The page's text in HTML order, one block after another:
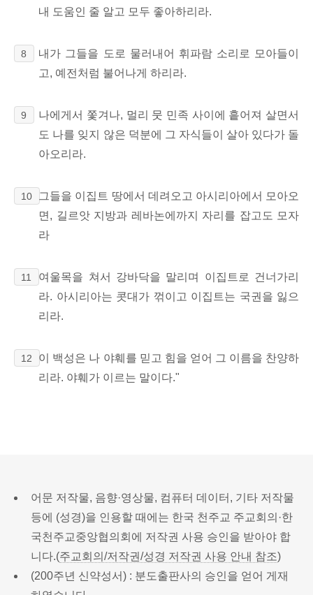
내 도움인 줄 알고 모두 좋아하리라.
8
내가 그들을 도로 물러내어 휘파람 소리로 모아들이
고, 예전처럼 불어나게 하리라.
9
나에게서 쫓겨나, 멀리 뭇 민족 사이에 흩어져 살면서
도 나를 잊지 않은 덕분에 그 자식들이 살아 있다가 돌
아오리라.
10
그들을 이집트 땅에서 데려오고 아시리아에서 모아오
면, 길르앗 지방과 레바논에까지 자리를 잡고도 모자
라
11
여울목을 쳐서 강바닥을 말리며 이집트로 건너가리
라. 아시리아는 콧대가 꺾이고 이집트는 국권을 잃으
리라.
12
이 백성은 나 야훼를 믿고 힘을 얻어 그 이름을 찬양하
리라. 야훼가 이르는 말이다."
어문 저작물, 음향·영상물, 컴퓨터 데이터, 기타 저작물
등에 (성경)을 인용할 때에는 한국 천주교 주교회의·한
국천주교중앙협의회에 저작권 사용 승인을 받아야 합
니다.(주교회의/저작권/성경 저작권 사용 안내 참조)
(200주년 신약성서) : 분도출판사의 승인을 얻어 게재